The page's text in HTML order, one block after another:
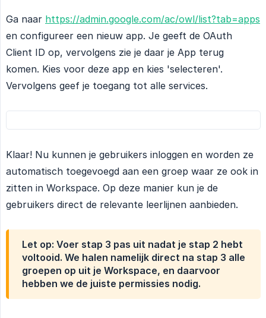
Ga naar https://admin.google.com/ac/owl/list?tab=apps
en configureer een nieuw app. Je geeft de OAuth
Client ID op, vervolgens zie je daar je App terug
komen. Kies voor deze app en kies 'selecteren'.
Vervolgens geef je toegang tot alle services.
Klaar! Nu kunnen je gebruikers inloggen en worden ze
automatisch toegevoegd aan een groep waar ze ook in
zitten in Workspace. Op deze manier kun je de
gebruikers direct de relevante leerlijnen aanbieden.
Let op: Voer stap 3 pas uit nadat je stap 2 hebt
voltooid. We halen namelijk direct na stap 3 alle
groepen op uit je Workspace, en daarvoor
hebben we de juiste permissies nodig.